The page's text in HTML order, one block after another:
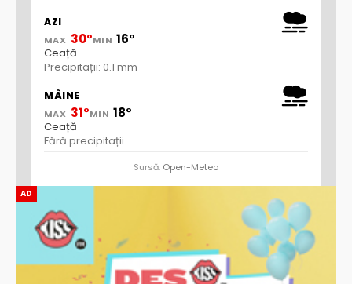
AD
AZI
MAX 30°MIN 16°
Ceață
Precipitații: 0.1 mm
MÂINE
MAX 31°MIN 18°
Ceață
Fără precipitații
Sursă: Open-Meteo